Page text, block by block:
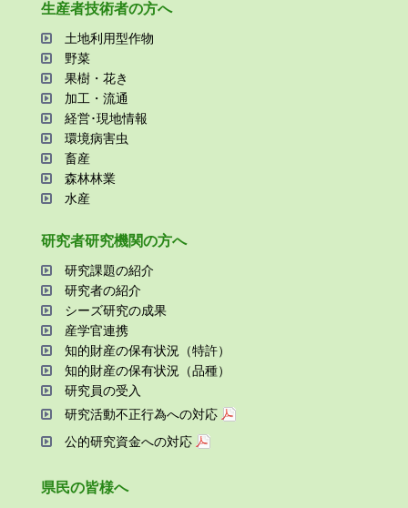
⽣産者技術者の⽅へ
⼟地利⽤型作物
野菜
果樹・花き
加⼯・流通
経営･現地情報
環境病害⾍
畜産
森林林業
⽔産
研究者研究機関の⽅へ
研究課題の紹介
研究者の紹介
シーズ研究の成果
産学官連携
知的財産の保有状況（特許）
知的財産の保有状況（品種）
研究員の受⼊
研究活動不正⾏為への対応
公的研究資金への対応
県⺠の皆様へ